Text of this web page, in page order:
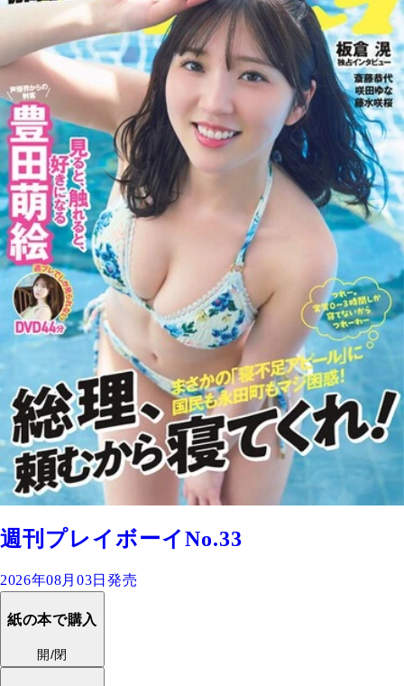
週刊プレイボーイNo.33
2026年08月03日発売
紙の本で購入
開/閉